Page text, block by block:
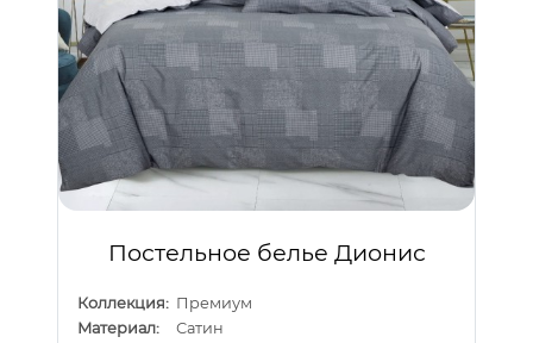
Постельное белье Дионис
Коллекция: Премиум
Материал:
Сатин